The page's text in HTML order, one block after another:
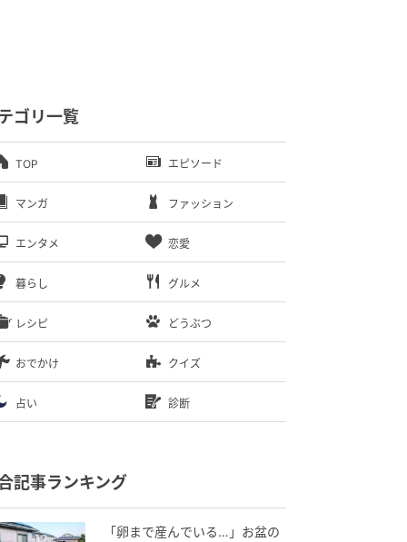
ゴリ一覧
TOP エピソード
マンガ ファッション
エンタメ 恋愛
暮らし グルメ
レシピ どうぶつ
おでかけ クイズ
占い 診断
記事ランキング
「卵まで産んでいる…」お盆の